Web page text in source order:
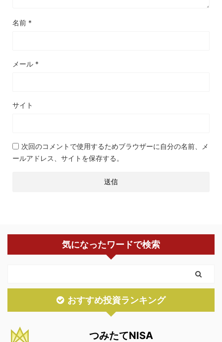
名前 *
メール *
サイト
次回のコメントで使用するためブラウザーに自分の名前、メ
ールアドレス、サイトを保存する。
気になったワードで検索
おすすめ投資ランキング
つみたてNISA